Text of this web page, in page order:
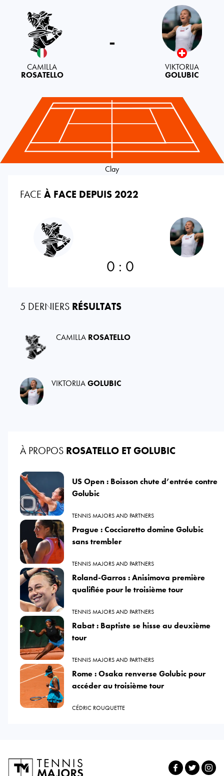
CAMILLA
ROSATELLO
-
Switzerland
VIKTORIJA
GOLUBIC
Clay
FACE À FACE DEPUIS 2022
0 : 0
5 DERNIERS RÉSULTATS
CAMILLA ROSATELLO
VIKTORIJA GOLUBIC
À PROPOS ROSATELLO ET GOLUBIC
US Open : Boisson chute d’entrée contre
Golubic
TENNIS MAJORS AND PARTNERS
Prague : Cocciaretto domine Golubic
sans trembler
TENNIS MAJORS AND PARTNERS
Roland-Garros : Anisimova première
qualifiée pour le troisième tour
TENNIS MAJORS AND PARTNERS
Rabat : Baptiste se hisse au deuxième
tour
TENNIS MAJORS AND PARTNERS
Rome : Osaka renverse Golubic pour
accéder au troisième tour
CÉDRIC ROUQUETTE